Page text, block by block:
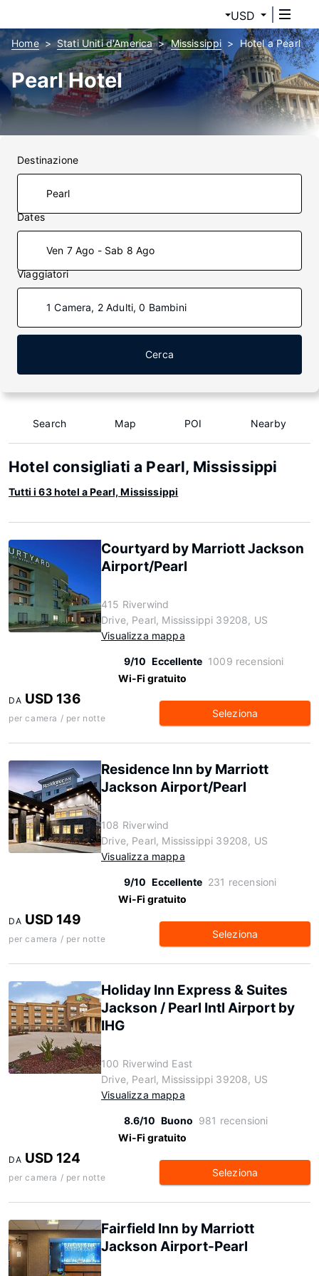
USD
Home Stati Uniti d'America Mississippi Hotel a Pearl
Pearl Hotel
Destinazione
Dates
Ven 7 Ago - Sab 8 Ago
Viaggiatori
1 Camera, 2 Adulti, 0 Bambini
Cerca
Search Map POI Nearby
Hotel consigliati a Pearl, Mississippi
Tutti i 63 hotel a Pearl, Mississippi
Courtyard by Marriott Jackson
Airport/Pearl
415 Riverwind
Drive, Pearl, Mississippi 39208, US
Visualizza mappa
9/10 Eccellente 1009 recensioni
Wi-Fi gratuito
DA USD 136
per camera / per notte Seleziona
Residence Inn by Marriott
Jackson Airport/Pearl
108 Riverwind
Drive, Pearl, Mississippi 39208, US
Visualizza mappa
9/10 Eccellente 231 recensioni
Wi-Fi gratuito
DA USD 149
per camera / per notte Seleziona
Holiday Inn Express & Suites
Jackson / Pearl Intl Airport by
IHG
100 Riverwind East
Drive, Pearl, Mississippi 39208, US
Visualizza mappa
8.6/10 Buono 981 recensioni
Wi-Fi gratuito
DA USD 124
per camera / per notte Seleziona
Fairfield Inn by Marriott
Jackson Airport-Pearl